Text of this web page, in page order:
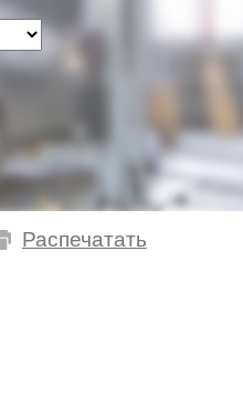
Распечатать